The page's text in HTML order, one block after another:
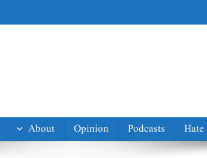
Hate
Podcasts
Opinion
About